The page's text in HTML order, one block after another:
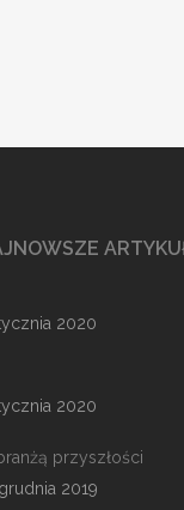
2020
2020
przyszłości
2019